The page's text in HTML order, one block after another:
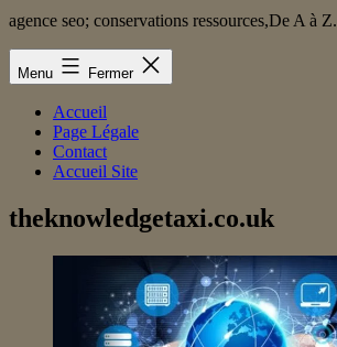
agence seo; conservations ressources,De A à Z.
Menu Fermer
Accueil
Page Légale
Contact
Accueil Site
theknowledgetaxi.co.uk